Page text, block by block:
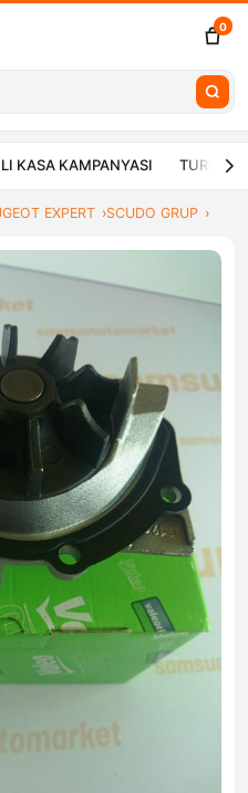
0
KASA KAMPANYASI TURBO
EXPERT SCUDO GRUP